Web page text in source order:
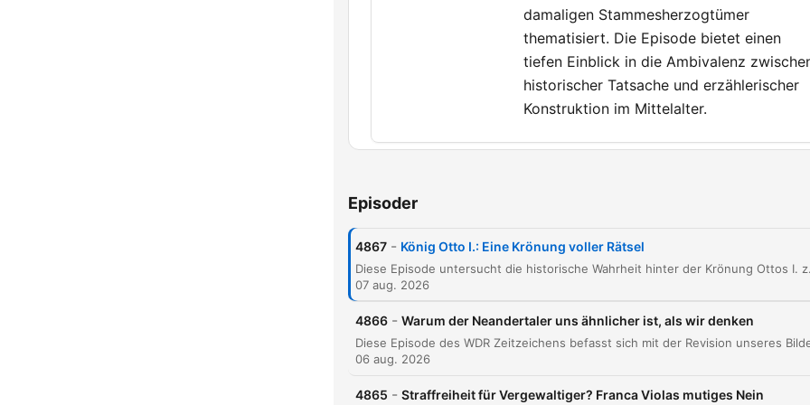
damaligen Stammesherzogtümer
thematisiert. Die Episode bietet einen
tiefen Einblick in die Ambivalenz
historischer Tatsache und erzählerischer
Konstruktion im Mittelalter.
00:01:13 Widukind von Corwei: Eine problematische
00:05:01 Die Bedeutung von Aachen als Krönungsort
Karl dem Großen
Episoder
4867 - König Otto I.: Eine Krönung voller Rätsel
Diese Episode untersucht die historische Wahrheit hinter der Krönung Ottos I. zum
07 aug. 2026
4866 - Warum der Neandertaler uns ähnlicher ist, als wir denken
06 aug. 2026
4865 - Straffreiheit für Vergewaltiger? Franca Violas mutiges Nein